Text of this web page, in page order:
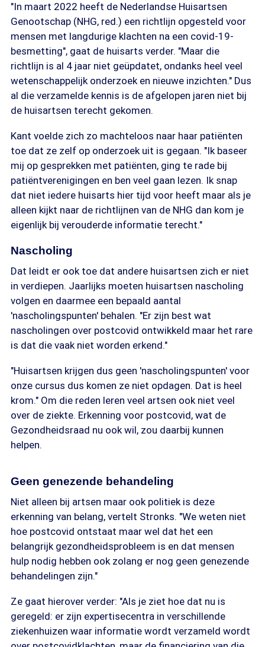
"In maart 2022 heeft de Nederlandse Huisartsen
Genootschap (NHG, red.) een richtlijn opgesteld voor
mensen met langdurige klachten na een covid-19-
besmetting", gaat de huisarts verder. "Maar die
richtlijn is al 4 jaar niet geüpdatet, ondanks heel veel
wetenschappelijk onderzoek en nieuwe inzichten." Dus
al die verzamelde kennis is de afgelopen jaren niet bij
de huisartsen terecht gekomen.
Kant voelde zich zo machteloos naar haar patiënten
toe dat ze zelf op onderzoek uit is gegaan. "Ik baseer
mij op gesprekken met patiënten, ging te rade bij
patiëntverenigingen en ben veel gaan lezen. Ik snap
dat niet iedere huisarts hier tijd voor heeft maar als je
alleen kijkt naar de richtlijnen van de NHG dan kom je
eigenlijk bij verouderde informatie terecht."
Nascholing
Dat leidt er ook toe dat andere huisartsen zich er niet
in verdiepen. Jaarlijks moeten huisartsen nascholing
volgen en daarmee een bepaald aantal
'nascholingspunten' behalen. "Er zijn best wat
nascholingen over postcovid ontwikkeld maar het rare
is dat die vaak niet worden erkend."
"Huisartsen krijgen dus geen 'nascholingspunten' voor
onze cursus dus komen ze niet opdagen. Dat is heel
krom." Om die reden leren veel artsen ook niet veel
over de ziekte. Erkenning voor postcovid, wat de
Gezondheidsraad nu ook wil, zou daarbij kunnen
helpen.
Geen genezende behandeling
Niet alleen bij artsen maar ook politiek is deze
erkenning van belang, vertelt Stronks. "We weten niet
hoe postcovid ontstaat maar wel dat het een
belangrijk gezondheidsprobleem is en dat mensen
hulp nodig hebben ook zolang er nog geen genezende
behandelingen zijn."
Ze gaat hierover verder: "Als je ziet hoe dat nu is
geregeld: er zijn expertisecentra in verschillende
ziekenhuizen waar informatie wordt verzameld wordt